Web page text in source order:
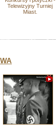
Telewizyjny Turniej
Miast.